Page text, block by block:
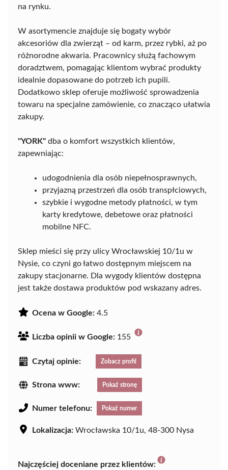
na rynku.
W asortymencie znajduje się bogaty wybór
akcesoriów dla zwierząt – od karm, przez rybki, aż po
różnorodne akwaria. Pracownicy służą fachowym
doradztwem, pomagając klientom wybrać produkty
idealnie dopasowane do potrzeb ich pupili.
Dodatkowo sklep oferuje możliwość sprowadzenia
towaru na specjalne zamówienie, co znacząco ułatwia
zakupy.
"YORK" dba o komfort wszystkich klientów,
zapewniając:
udogodnienia dla osób niepełnosprawnych,
przyjazną przestrzeń dla osób transpłciowych,
szybkie i wygodne metody płatności, w tym
karty kredytowe, debetowe oraz płatności
mobilne NFC.
Sklep mieści się przy ulicy Wrocławskiej 10/1u w
Nysie, co czyni go łatwo dostępnym miejscem na
zakupy stacjonarne. Dla wygody klientów dostępna
jest także dostawa produktów pod wskazany adres.
Ocena w Google: 4.5
Liczba opinii w Google: 155
Czytaj opinie: Zobacz profil
Strona www: Pokaż stronę
Numer telefonu: Pokaż numer
Lokalizacja: Wrocławska 10/1u, 48-300 Nysa
Najczęściej doceniane przez klientów: